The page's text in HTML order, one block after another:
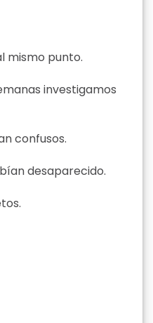
mismo punto.
investigamos
confusos.
desaparecido.